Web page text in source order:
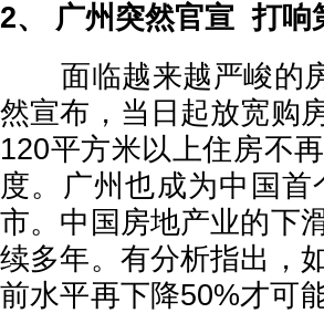
2、 广州突然官宣 打响
面临越来越严峻的房
然宣布，当日起放宽购
120平方米以上住房不
度。广州也成为中国
市。中国房地产业的下
续多年。有分析指出，
前水平再下降50%才可